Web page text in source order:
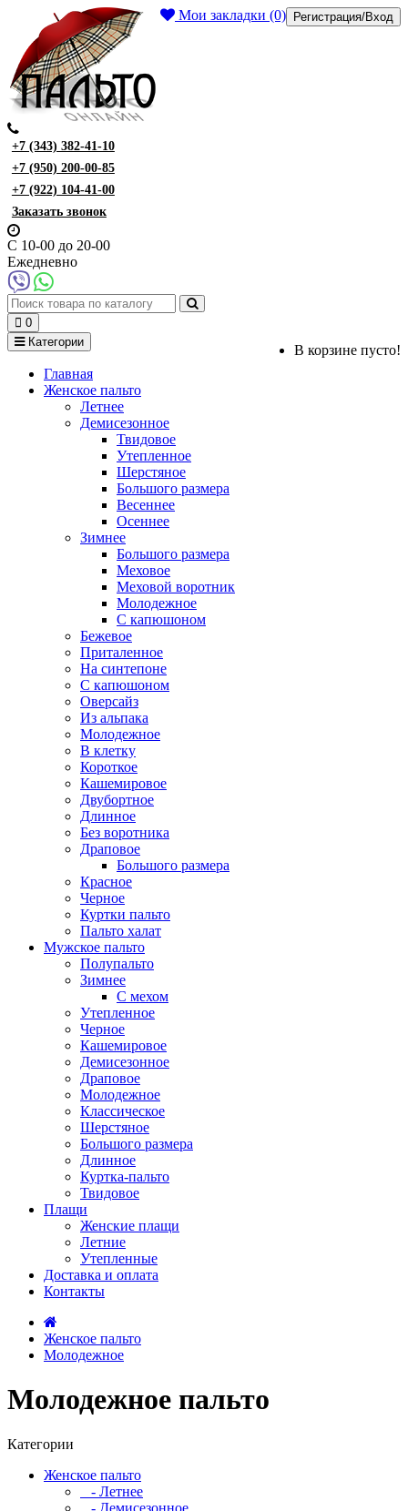
Регистрация/Вход
Мои закладки (0)
+7 (343) 382-41-10
+7 (950) 200-00-85
+7 (922) 104-41-00
Заказать звонок
С 10-00 до 20-00
Ежедневно
0
В корзине пусто!
Категории
Главная
Женское пальто
Летнее
Демисезонное
Твидовое
Утепленное
Шерстяное
Большого размера
Весеннее
Осеннее
Зимнее
Большого размера
Меховое
Меховой воротник
Молодежное
С капюшоном
Бежевое
Приталенное
На синтепоне
С капюшоном
Оверсайз
Из альпака
Молодежное
В клетку
Короткое
Кашемировое
Двубортное
Длинное
Без воротника
Драповое
Большого размера
Красное
Черное
Куртки пальто
Пальто халат
Мужское пальто
Полупальто
Зимнее
С мехом
Утепленное
Черное
Кашемировое
Демисезонное
Драповое
Молодежное
Классическое
Шерстяное
Большого размера
Длинное
Куртка-пальто
Твидовое
Плащи
Женские плащи
Летние
Утепленные
Доставка и оплата
Контакты
Женское пальто
Молодежное
Молодежное пальто
Категории
Женское пальто
- Летнее
- Демисезонное